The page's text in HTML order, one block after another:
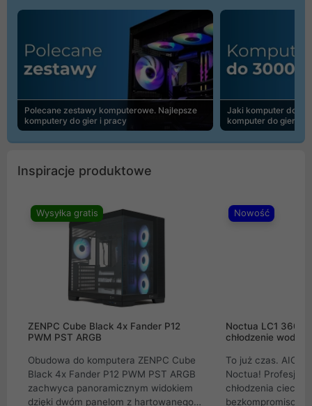
Polecane zestawy komputerowe. Najlepsze
komputery do gier i pracy
Jaki komputer do
komputer do gier |
Inspiracje produktowe
Wysyłka gratis
ZENPC Cube Black 4x Fander P12
PWM PST ARGB
Obudowa do komputera ZENPC Cube
Black 4x Fander P12 PWM PST ARGB
zachwyca panoramicznym widokiem
dzięki dwóm panelom z hartowanego
Nowość
Noctua LC1
chłodzenie wodne
To już czas. AIO
Noctua!
chłodzenia cieczą